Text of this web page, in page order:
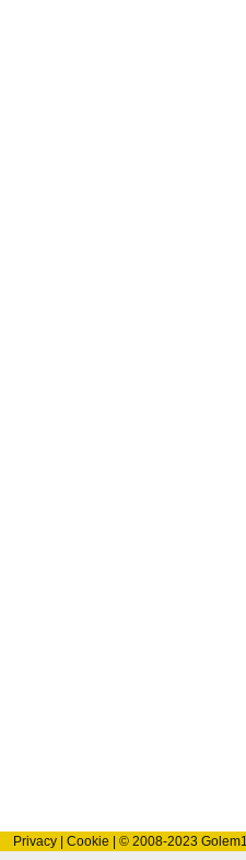
Privacy| Cookie | © 2008-2023